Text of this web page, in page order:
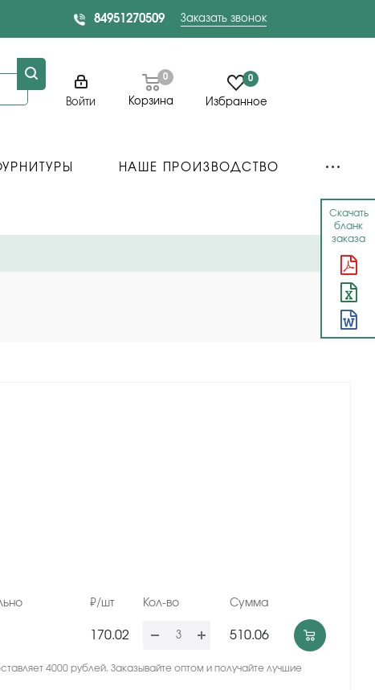
Скачать
бланк
заказа
84951270509 Заказать звонок
Войти Корзина
0 0
Избранное
НАШЕ ПРОИЗВОДСТВО
₽/шт Кол-во Сумма
170.02 510.06
4000 рублей. Заказывайте оптом и получайте лучшие